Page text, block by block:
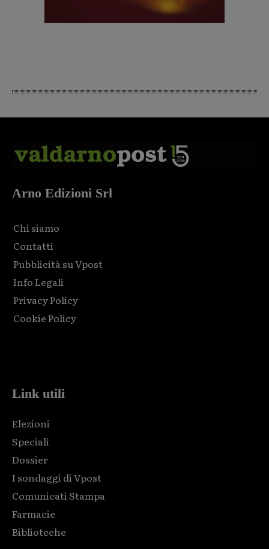
Arno Edizioni Srl
Chi siamo
Contatti
Pubblicità su Vpost
Info Legali
Privacy Policy
Cookie Policy
Link utili
Elezioni
Speciali
Dossier
I sondaggi di Vpost
Comunicati Stampa
Farmacie
Biblioteche